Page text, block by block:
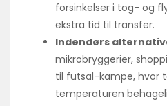
forsinkelser i tog- og
ekstra tid til transfer.
Indendørs
mikrobryggerier,
til futsal-kampe, hvor
temperaturen